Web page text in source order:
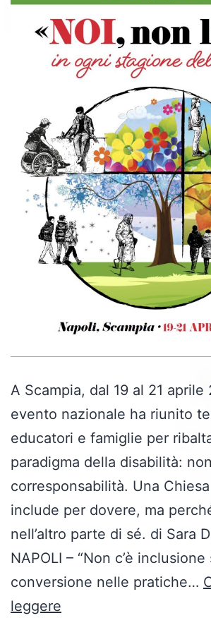
A Scampia, dal 19 al 21 aprile
evento nazionale ha riunito
educatori e famiglie per
paradigma della disabilità:
corresponsabilità. Una
include per dovere, ma
nell’altro parte di sé. di Sara
NAPOLI – “Non c’è
conversione nelle pratiche…
leggere